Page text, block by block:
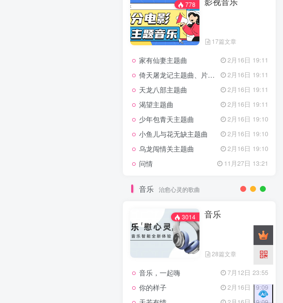
778
17篇文章
家有仙妻主题曲 2月16日 19:11
倚天屠龙记主题曲、片头曲 2月16日 19:11
天龙八部主题曲 2月16日 19:11
渴望主题曲 2月16日 19:11
少年包青天主题曲 2月16日 19:10
小鱼儿与花无缺主题曲 2月16日 19:10
乌龙闯情关主题曲 2月16日 19:10
问情 11月27日 13:21
音乐 治愈心灵的歌曲
3014 音乐
28篇文章
音乐，一起嗨 7月12日 23:55
你的样子 2月16日 19:09